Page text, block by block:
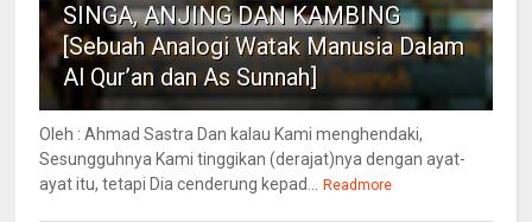
SINGA, ANJING DAN KAMBING
[Sebuah Analogi Watak Manusia Dalam
Al Qur’an dan As Sunnah]
Oleh : Ahmad Sastra Dan kalau Kami menghendaki,
Sesungguhnya Kami tinggikan (derajat)nya dengan ayat-
ayat itu, tetapi Dia cenderung kepad... Readmore